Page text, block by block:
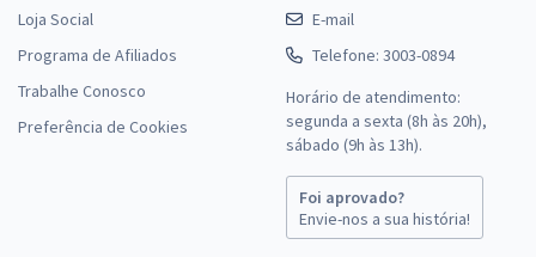
Loja Social
Programa de Afiliados
Trabalhe Conosco
Preferência de Cookies
E-mail
Telefone: 3003-0894
Horário de atendimento:
segunda a sexta (8h às 20h),
sábado (9h às 13h).
Foi aprovado?
Envie-nos a sua história!